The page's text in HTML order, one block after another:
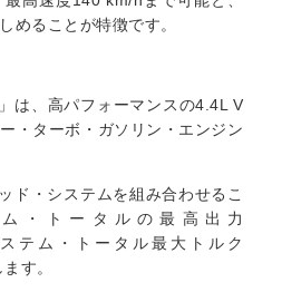
めることが特徴です。
は、高パフォーマンスの4.4L V
・ターボ・ガソリン・エンジン
ド・システムを組み合わせるこ
・トータルの最高出力
テム・トータル最大トルク
す。